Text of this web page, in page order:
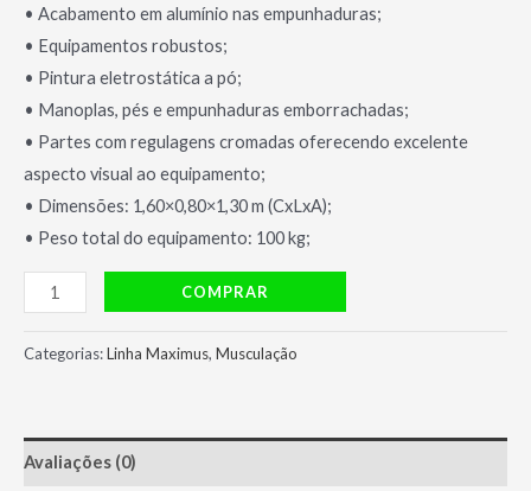
• Acabamento em alumínio nas empunhaduras;
• Equipamentos robustos;
• Pintura eletrostática a pó;
• Manoplas, pés e empunhaduras emborrachadas;
• Partes com regulagens cromadas oferecendo excelente
aspecto visual ao equipamento;
• Dimensões: 1,60×0,80×1,30 m (CxLxA);
• Peso total do equipamento: 100 kg;
Press
Articulado
-
Ajustfitness
COMPRAR
Categorias:Linha Maximus, Musculação
Avaliações (0)